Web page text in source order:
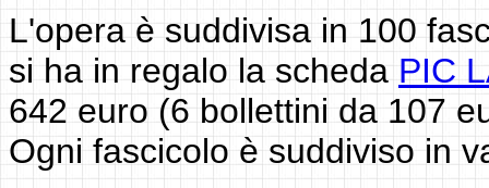
L'opera è suddivisa in 100
si ha in regalo la scheda PIC
642 euro (6 bollettini da 107
Ogni fascicolo è suddiviso in